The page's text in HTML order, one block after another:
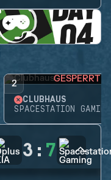
2 GESPERRT
CLUBHAUS
SPACESTATION GAMING
3 : 7